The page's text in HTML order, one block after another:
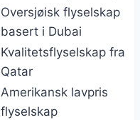
Oversjøisk flyselskap
basert i Dubai
Kvalitetsflyselskap fra
Qatar
Amerikansk lavpris
flyselskap